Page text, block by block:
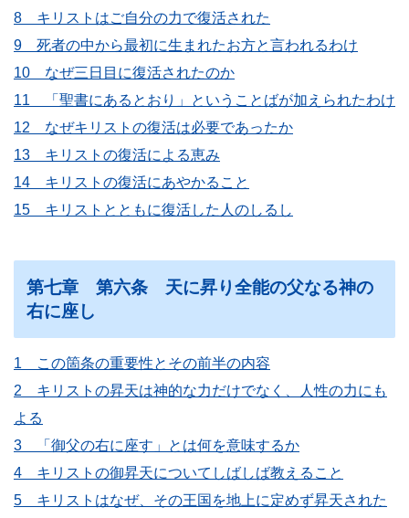
8 キリストはご自分の力で復活された
9 死者の中から最初に生まれたお方と言われるわけ
10 なぜ三日目に復活されたのか
11 「聖書にあるとおり」ということばが加えられたわけ
12 なぜキリストの復活は必要であったか
13 キリストの復活による恵み
14 キリストの復活にあやかること
15 キリストとともに復活した人のしるし
第七章 第六条 天に昇り全能の父なる神の
右に座し
1 この箇条の重要性とその前半の内容
2 キリストの昇天は神的な力だけでなく、人性の力にも
よる
3 「御父の右に座す」とは何を意味するか
4 キリストの御昇天についてしばしば教えること
5 キリストはなぜ、その王国を地上に定めず昇天された